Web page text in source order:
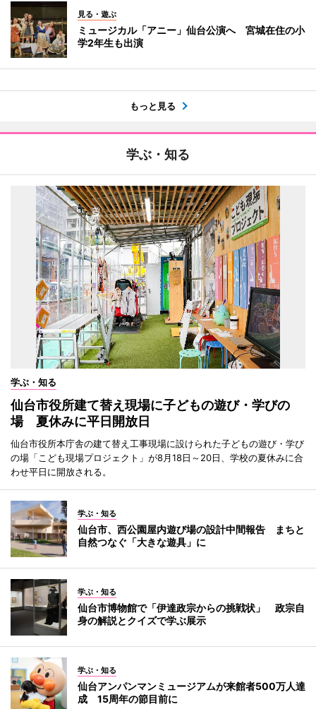
見る・遊ぶ
ミュージカル「アニー」仙台公演へ 宮城在住の小
学2年生も出演
もっと見る
学ぶ・知る
学ぶ・知る
仙台市役所建て替え現場に子どもの遊び・学びの
場 夏休みに平日開放日
仙台市役所本庁舎の建て替え工事現場に設けられた子どもの遊び・学び
の場「こども現場プロジェクト」が8月18日～20日、学校の夏休みに合
わせ平日に開放される。
学ぶ・知る
仙台市、西公園屋内遊び場の設計中間報告 まちと
自然つなぐ「大きな遊具」に
学ぶ・知る
仙台市博物館で「伊達政宗からの挑戦状」 政宗自
身の解説とクイズで学ぶ展示
学ぶ・知る
仙台アンパンマンミュージアムが来館者500万人達
成 15周年の節目前に